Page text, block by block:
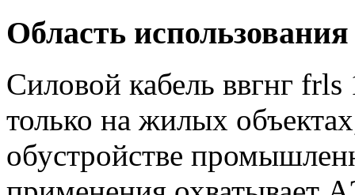
Область использования
Силовой кабель ввгнг
только на жилых
обустройстве